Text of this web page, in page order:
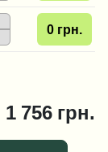
0 грн.
1 756 грн.